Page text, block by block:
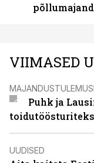
VIIMASED
Puhk ja
toidutöösturiteks
UUDISED